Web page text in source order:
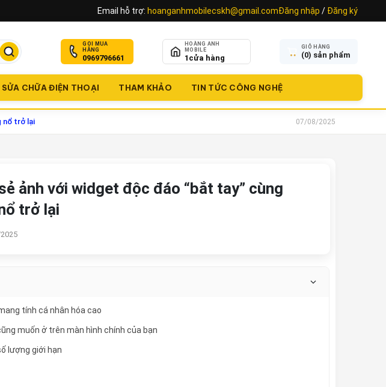
Email hỗ trợ: hoanganhmobilecskh@gmail.comĐăng nhập / Đăng ký
GỌI MUA
HÀNG
0969796661
HOÀNG ANH
MOBILE
1 cửa hàng
GIỎ HÀNG
(0) sản phẩm
SỬA CHỮA ĐIỆN THOẠI THAM KHẢO TIN TỨC CÔNG NGHỆ
nổ trở lại 07/08/2025
ảnh với widget độc đáo “bắt tay” cùng
trở lại
tính cá nhân hóa cao
muốn ở trên màn hình chính của bạn
lượng giới hạn